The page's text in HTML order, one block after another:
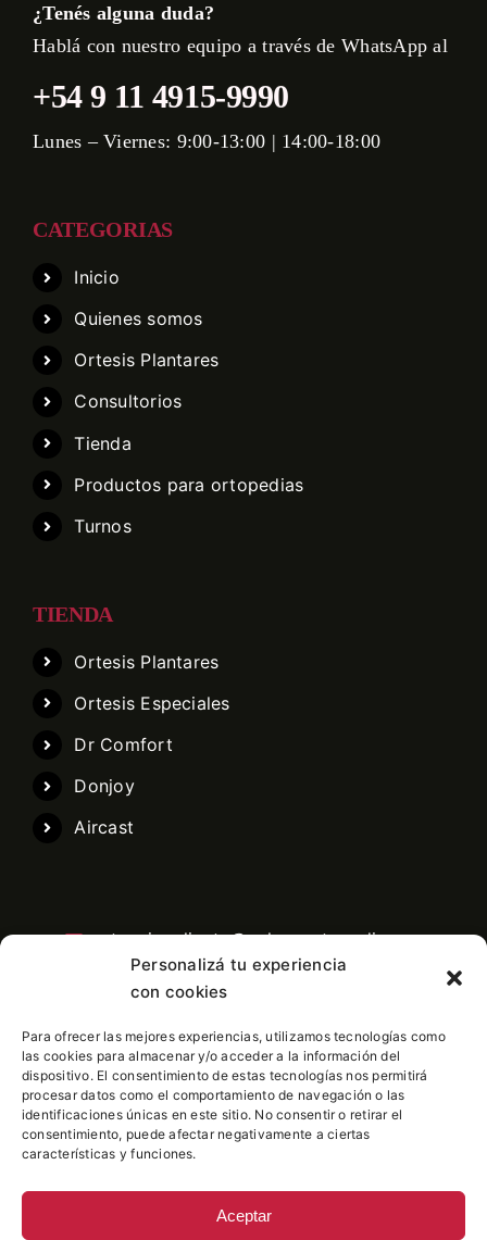
Personalizá tu experiencia
con cookies
Para ofrecer las mejores experiencias, utilizamos tecnologías como
las cookies para almacenar y/o acceder a la información del
dispositivo. El consentimiento de estas tecnologías nos permitirá
procesar datos como el comportamiento de navegación o las
identificaciones únicas en este sitio. No consentir o retirar el
consentimiento, puede afectar negativamente a ciertas
características y funciones.
Aceptar
¿Tenés alguna duda?
Hablá con nuestro equipo a través de WhatsApp al
+54 9 11 4915-9990
Lunes – Viernes: 9:00-13:00 | 14:00-18:00
CATEGORIAS
Inicio
Quienes somos
Ortesis Plantares
Consultorios
Tienda
Productos para ortopedias
Turnos
TIENDA
Ortesis Plantares
Ortesis Especiales
Dr Comfort
Donjoy
Aircast
atencioncliente@pelaezortopedia.com
Central telefonica: 11 3991-6760